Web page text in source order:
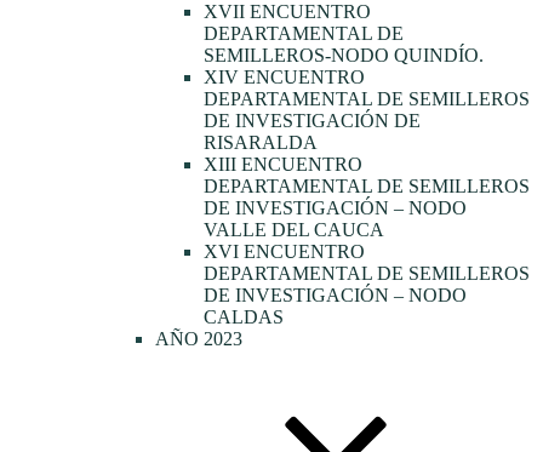
XVII ENCUENTRO
DEPARTAMENTAL DE
SEMILLEROS-NODO QUINDÍO.
XIV ENCUENTRO
DEPARTAMENTAL DE SEMILLEROS
DE INVESTIGACIÓN DE
RISARALDA
XIII ENCUENTRO
DEPARTAMENTAL DE SEMILLEROS
DE INVESTIGACIÓN – NODO
VALLE DEL CAUCA
XVI ENCUENTRO
DEPARTAMENTAL DE SEMILLEROS
DE INVESTIGACIÓN – NODO
CALDAS
AÑO 2023